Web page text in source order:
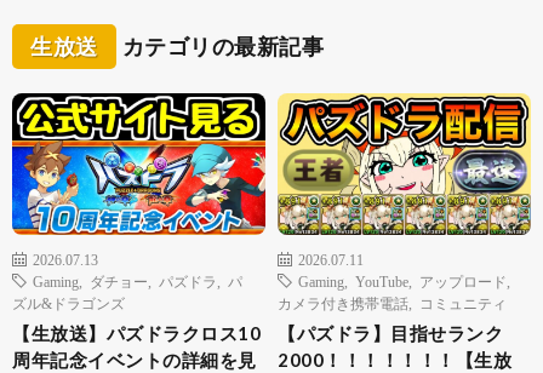
生放送 カテゴリの最新記事
2026.07.13
Gaming
ダチョー パズドラ
パ
ズル&ドラゴンズ
【生放送】パズドラクロス10
周年記念イベントの詳細を見
2026.07.11
Gaming
YouTube アップロード
カメラ付き携帯電話
コミュニティ
【パズドラ】目指せランク
2000！！！！！！！【生放